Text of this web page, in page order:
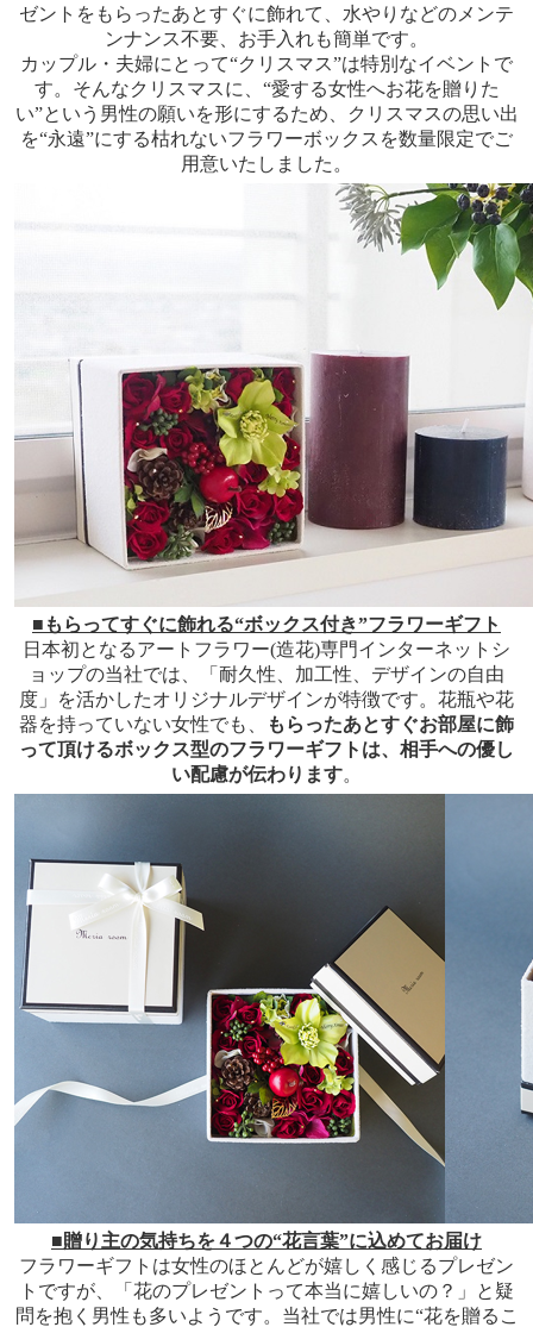
ゼントをもらったあとすぐに飾れて、水やりなどのメンテ
ンナンス不要、お手入れも簡単です。
カップル・夫婦にとって“クリスマス”は特別なイベントで
す。そんなクリスマスに、“愛する女性へお花を贈りた
い”という男性の願いを形にするため、クリスマスの思い出
を“永遠”にする枯れないフラワーボックスを数量限定でご
用意いたしました。
■もらってすぐに飾れる“ボックス付き”フラワーギフト
日本初となるアートフラワー(造花)専門インターネットシ
ョップの当社では、「耐久性、加工性、デザインの自由
度」を活かしたオリジナルデザインが特徴です。花瓶や花
器を持っていない女性でも、
もらったあとすぐお部屋に飾
って頂けるボックス型のフラワーギフトは、相手への優し
い配慮が伝わります。
■贈り主の気持ちを４つの“花言葉”に込めてお届け
フラワーギフトは女性のほとんどが嬉しく感じるプレゼン
トですが、「花のプレゼントって本当に嬉しいの？」と疑
問を抱く男性も多いようです。当社では男性に“花を贈るこ